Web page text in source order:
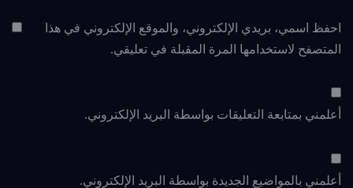
احفظ اسمي، بريدي الإلكتروني، والموقع الإلكتروني في هذا
المتصفح لاستخدامها المرة المقبلة في تعليقي.
أعلمني بمتابعة التعليقات بواسطة البريد الإلكتروني.
أعلمني بالمواضيع الجديدة بواسطة البريد الإلكتروني.